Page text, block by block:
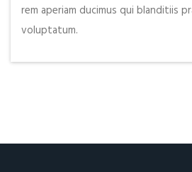
rem aperiam ducimus qui blanditiis
voluptatum.